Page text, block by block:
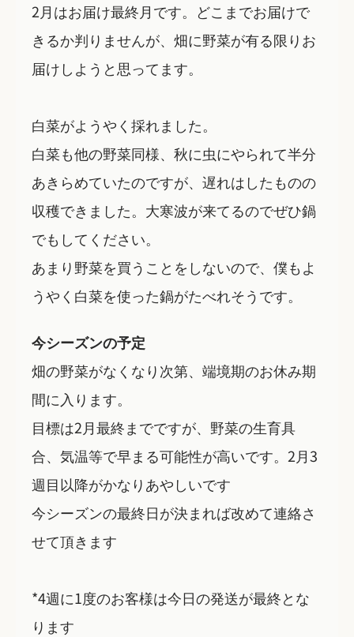
2月はお届け最終月です。どこまでお届けで
きるか判りませんが、畑に野菜が有る限りお
届けしようと思ってます。
白菜がようやく採れました。
白菜も他の野菜同様、秋に虫にやられて半分
あきらめていたのですが、遅れはしたものの
収穫できました。大寒波が来てるのでぜひ鍋
でもしてください。
あまり野菜を買うことをしないので、僕もよ
うやく白菜を使った鍋がたべれそうです。
今シーズンの予定
畑の野菜がなくなり次第、端境期のお休み期
間に入ります。
目標は2月最終までですが、野菜の生育具
合、気温等で早まる可能性が高いです。2月3
週目以降がかなりあやしいです
今シーズンの最終日が決まれば改めて連絡さ
せて頂きます
*4週に1度のお客様は今日の発送が最終とな
ります